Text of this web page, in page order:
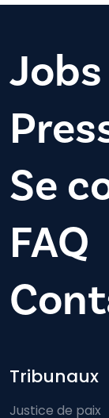
Jobs
Se
FAQ
Tribunaux
Justice de paix